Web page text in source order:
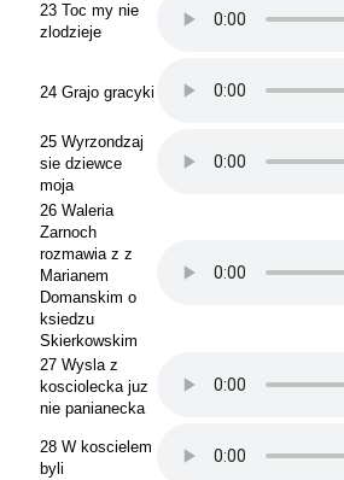
23 Toc my nie
zlodzieje
24 Grajo gracyki
25 Wyrzondzaj
sie dziewce
moja
26 Waleria
Zarnoch
rozmawia z z
Marianem
Domanskim o
ksiedzu
Skierkowskim
27 Wysla z
kosciolecka juz
nie panianecka
28 W koscielem
byli